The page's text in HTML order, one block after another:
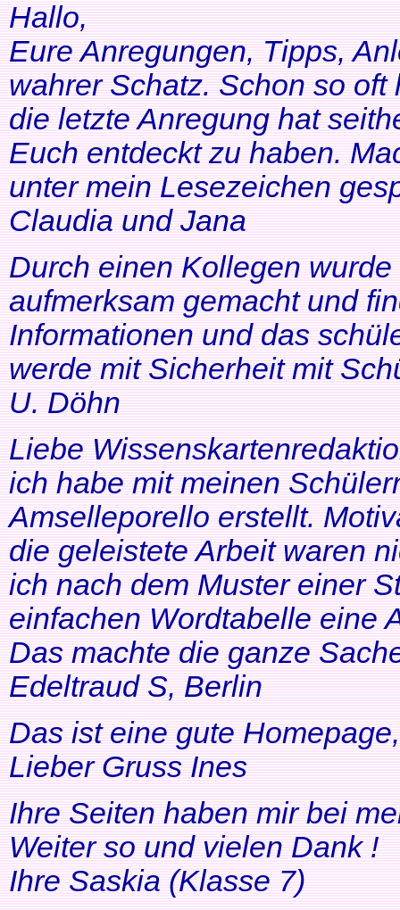
Hallo,
Eure Anregungen, Tipps,
wahrer Schatz. Schon so
die letzte Anregung hat
Euch entdeckt zu haben.
unter mein Lesezeichen
Claudia und Jana
Durch einen Kollegen
aufmerksam gemacht und
Informationen und das
werde mit Sicherheit mit
U. Döhn
Liebe
ich habe mit meinen
Amselleporello erstellt.
die geleistete Arbeit waren
ich nach dem Muster einer
einfachen Wordtabelle eine
Das machte die ganze
Edeltraud S, Berlin
Das ist eine gute
Lieber Gruss Ines
Ihre Seiten haben mir bei
Weiter so und vielen Dank !
Ihre Saskia (Klasse 7)